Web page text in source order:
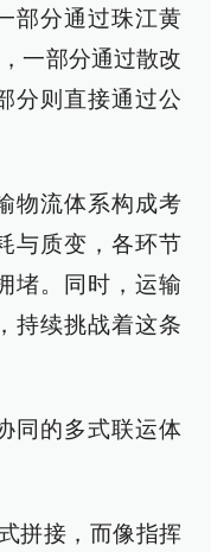
部分通过珠江黄
一部分通过散改
分则直接通过公
物流体系构成考
与质变，各环节
堵。同时，运输
持续挑战着这条
同的多式联运体
拼接，而像指挥